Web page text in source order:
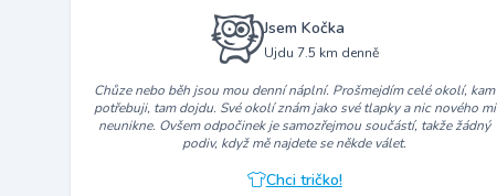
Jsem Kočka
Ujdu 7.5 km denně
Chůze nebo běh jsou mou denní náplní. Prošmejdím celé okolí, kam
potřebuji, tam dojdu. Své okolí znám jako své tlapky a nic nového mi
neunikne. Ovšem odpočinek je samozřejmou součástí, takže žádný
podiv, když mě najdete se někde válet.
Chci tričko!